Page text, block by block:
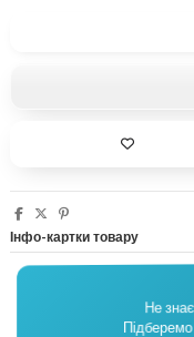
Інфо-картки товару